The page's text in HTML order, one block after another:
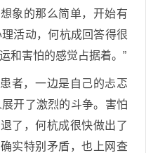
象的那么简单，开始有
活动，何杭成回答得很
和害怕的感觉占据着。”
者，一边是自己的忐忑
展开了激烈的斗争。害怕
了，何杭成很快做出了
实特别矛盾，也上网查